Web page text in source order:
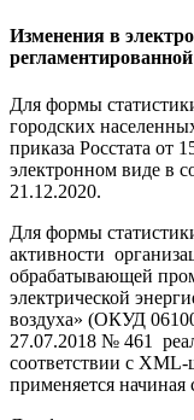
Изменения в
Для формы
городских
приказа Росстата от
электронном виде в
21.12.2020.
Для формы
активности
обрабатывающей
электрической
воздуха» (ОКУД
27.07.2018 № 461
соответствии с
применяется начиная